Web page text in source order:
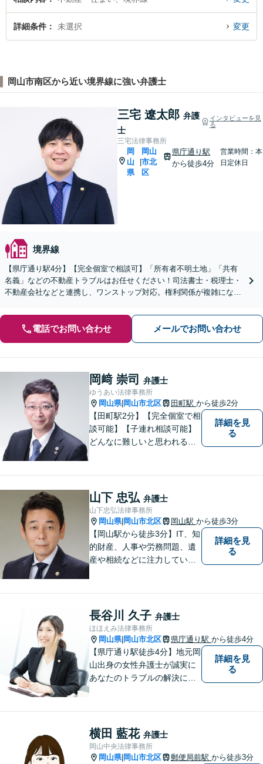
詳細条件 未選択 変更
岡山市南区から近い境界線に強い弁護士
三宅 遼太郎 弁護
士
インタビューを見
る
三宅法律事務所
岡
山
県
岡山
市北
区
県庁通り駅
から徒歩4分
営業時間：本
日定休日
境界線
【県庁通り駅4分】【完全個室で相談可】「所有者不明土地」「共有
名義」などの不動産トラブルはお任せください！司法書士・税理士・
不動産会社などと連携し、ワンストップ対応。権利関係が複雑になる
電話でお問い合わせ メールでお問い合わせ
岡﨑 崇司 弁護士
ゆうあい法律事務所
岡山県| 岡山市北区 田町駅 から徒歩2分
【田町駅2分】【完全個室で相
談可能】【子連れ相談可能】
どんなに難しいと思われる案
ている皆さまの現状を良い方
向に変化させることができる
ように全力を尽くします。
詳細を見
る
山下 忠弘 弁護士
山下忠弘法律事務所
岡山県| 岡山市北区 岡山駅 から徒歩3分
【岡山駅から徒歩3分】IT、知
的財産、人事や労務問題、遺
産や相続などに注力していま
相談ください。依頼者さまの
サポートができるよう努めて
まいります。
詳細を見
る
長谷川 久子 弁護士
ほほえみ法律事務所
岡山県| 岡山市北区 県庁通り駅 から徒歩4分
【県庁通り駅徒歩4分】地元岡
山出身の女性弁護士が誠実に
あなたのトラブルの解決に向
詳細を見
る
横田 藍花 弁護士
岡山中央法律事務所
岡山県| 岡山市北区 郵便局前駅 から徒歩3分